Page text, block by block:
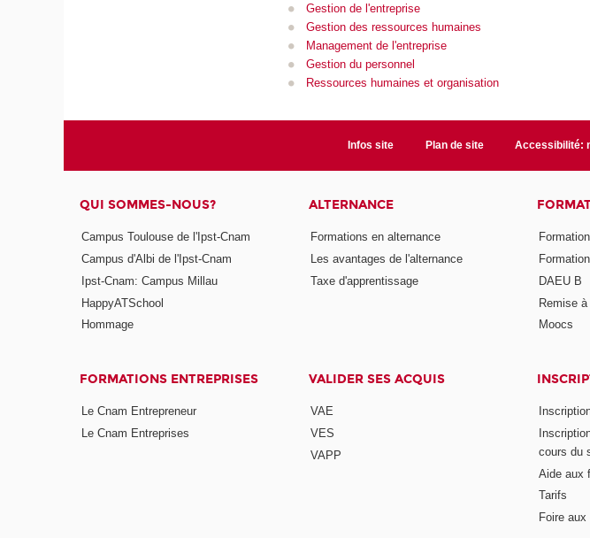
Gestion de l'entreprise
Gestion des ressources humaines
Management de l'entreprise
Gestion du personnel
Ressources humaines et organisation
Infos site Plan de site Accessibilité:
QUI SOMMES-NOUS?
Campus Toulouse de l'Ipst-Cnam
Campus d'Albi de l'Ipst-Cnam
Ipst-Cnam: Campus Millau
HappyATSchool
Hommage
ALTERNANCE
Formations en alternance
Les avantages de l'alternance
Taxe d'apprentissage
DAEU B
Remise
Moocs
FORMATIONS ENTREPRISES
Le Cnam Entrepreneur
Le Cnam Entreprises
VALIDER SES ACQUIS
VAE
VES
VAPP
cours du
Aide aux
Tarifs
Foire